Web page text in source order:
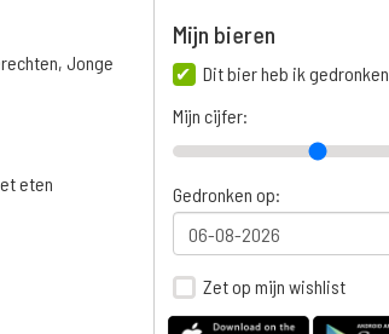
Jonge
eten
Mijn bieren
Dit bier heb ik gedronken
Mijn cijfer:
Gedronken op:
Zet op mijn wishlist